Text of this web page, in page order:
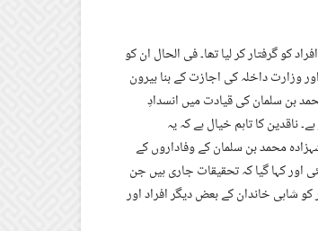
کی رات شاہی خاندان کے ارکان سمیت تقریباً 50 اہم ترین افراد کو گرفتار کر لیا تھا۔ فی الحال ان کو
وزارت داخلہ کی اجازت کے بنا بیرون
بن سلمان کی قیادت میں انسدادِ
ناقدین کا تاہم خیال ہے کہ یہ
محمد بن سلمان کے وفاداروں کے
اور کہا گیا کہ تحقیقات جاری ہیں جن
شاہی خاندان کے بعض دیگر افراد اور